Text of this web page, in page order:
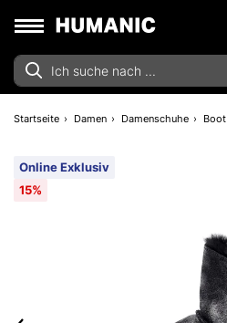
Startseite Damen Damenschuhe Boot
Online Exklusiv
15%